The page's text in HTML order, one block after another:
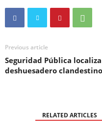
Previous article
Seguridad Pública localiza
deshuesadero clandestino
RELATED ARTICLES